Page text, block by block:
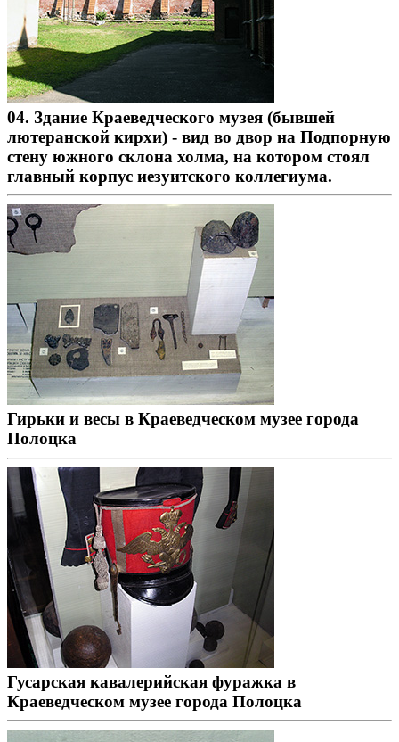
04. Здание Краеведческого музея (бывшей
лютеранской кирхи) - вид во двор на Подпорную
стену южного склона холма, на котором стоял
главный корпус иезуитского коллегиума.
Гирьки и весы в Краеведческом музее города
Полоцка
Гусарская кавалерийская фуражка в
Краеведческом музее города Полоцка